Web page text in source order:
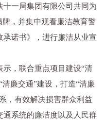
一局集团有限公司共同为
，并集中观看廉洁教育警
诺书》，进行廉洁从业宣
，联合重点项目建设“清
廉交通”建设，打造“清廉
，有效解决损害群众利益
通系统的廉洁度以及人民群